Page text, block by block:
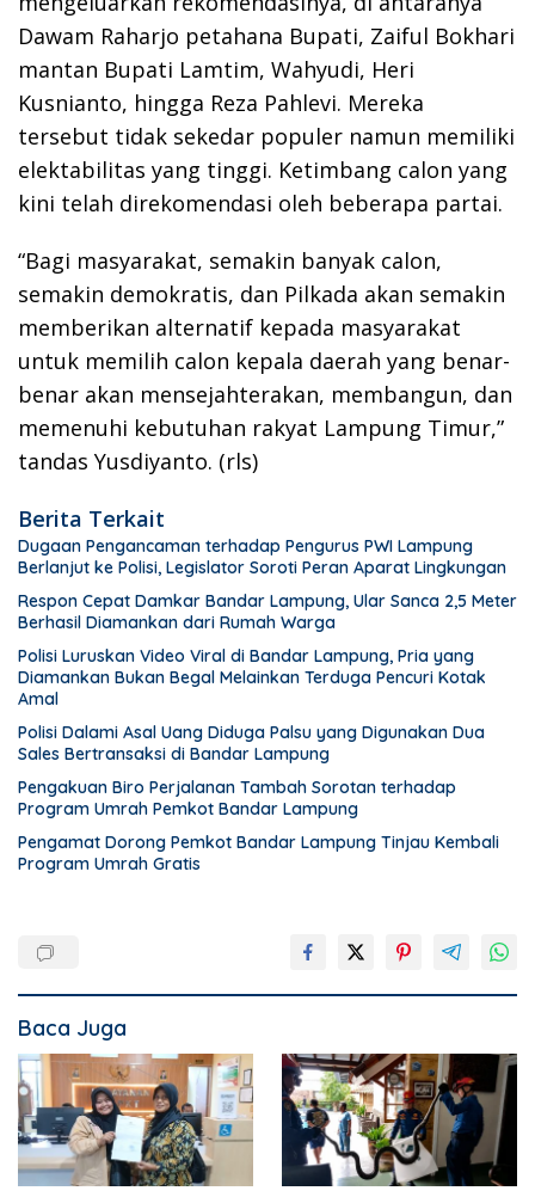
Dawam Raharjo petahana Bupati, Zaiful Bokhari
mantan Bupati Lamtim, Wahyudi, Heri
Kusnianto, hingga Reza Pahlevi. Mereka
tersebut tidak sekedar populer namun memiliki
elektabilitas yang tinggi. Ketimbang calon yang
kini telah direkomendasi oleh beberapa partai.
“Bagi masyarakat, semakin banyak calon,
semakin demokratis, dan Pilkada akan semakin
memberikan alternatif kepada masyarakat
untuk memilih calon kepala daerah yang benar-
benar akan mensejahterakan, membangun, dan
memenuhi kebutuhan rakyat Lampung Timur,”
tandas Yusdiyanto. (rls)
Berita Terkait
Dugaan Pengancaman terhadap Pengurus PWI Lampung
Berlanjut ke Polisi, Legislator Soroti Peran Aparat Lingkungan
Respon Cepat Damkar Bandar Lampung, Ular Sanca 2,5 Meter
Berhasil Diamankan dari Rumah Warga
Polisi Luruskan Video Viral di Bandar Lampung, Pria yang
Diamankan Bukan Begal Melainkan Terduga Pencuri Kotak
Amal
Polisi Dalami Asal Uang Diduga Palsu yang Digunakan Dua
Sales Bertransaksi di Bandar Lampung
Pengakuan Biro Perjalanan Tambah Sorotan terhadap
Program Umrah Pemkot Bandar Lampung
Pengamat Dorong Pemkot Bandar Lampung Tinjau Kembali
Program Umrah Gratis
Baca Juga